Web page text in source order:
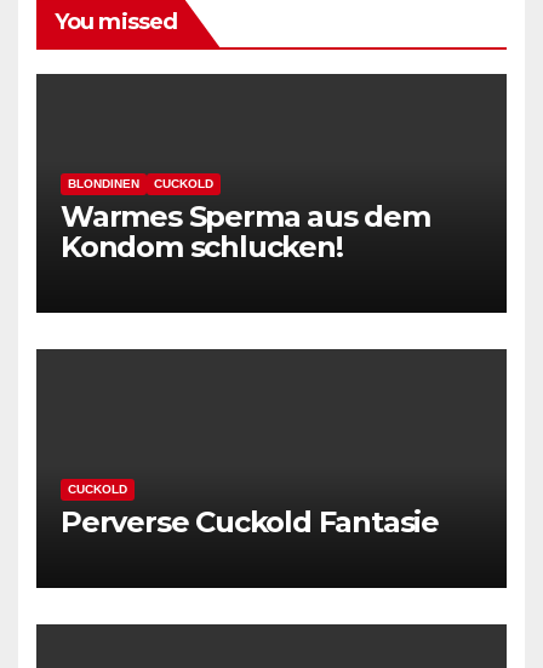
You missed
BLONDINEN CUCKOLD
Warmes Sperma aus dem
Kondom schlucken!
CUCKOLD
Perverse Cuckold Fantasie